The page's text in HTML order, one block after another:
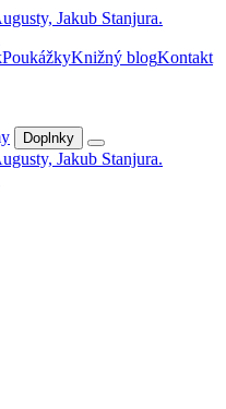
PoukážkyKnižný blogKontakt
Doplnky